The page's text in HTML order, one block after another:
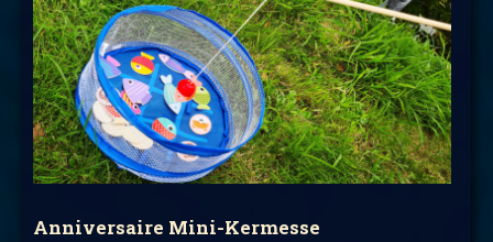
Anniversaire Mini-Kermesse